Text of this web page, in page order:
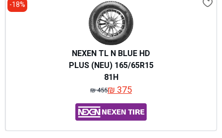
18%-
NEXEN TL N BLUE HD
PLUS (NEU) 165/65R15
81H
₪455
המחיר
המקורי
היה:
₪ 455.
₪375 המחיר
הנוכחי
הוא:
₪ 375.